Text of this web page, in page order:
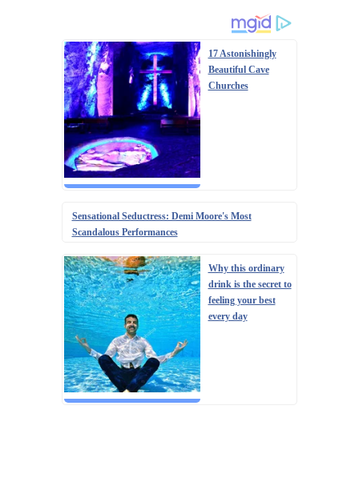
17 Astonishingly
Beautiful Cave
Churches
Sensational Seductress: Demi Moore's Most
Scandalous Performances
Why this ordinary
drink is the secret to
feeling your best
every day